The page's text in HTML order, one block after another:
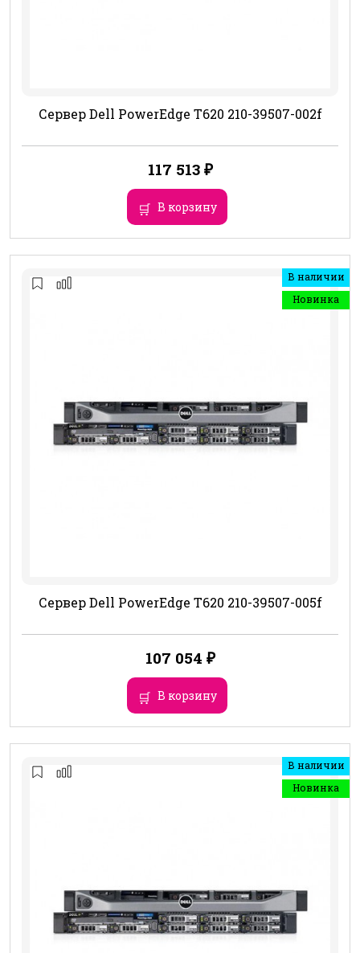
Сервер Dell PowerEdge T620 210-39507-002f
117 513 ₽
В корзину
В наличии
Новинка
Сервер Dell PowerEdge T620 210-39507-005f
107 054 ₽
В корзину
В наличии
Новинка